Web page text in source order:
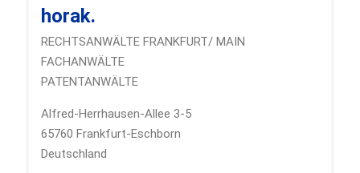
horak.
RECHTSANWÄLTE FRANKFURT/ MAIN
FACHANWÄLTE
PATENTANWÄLTE
Alfred-Herrhausen-Allee 3-5
65760 Frankfurt-Eschborn
Deutschland